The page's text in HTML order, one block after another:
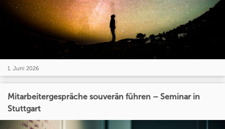
1. Juni 2026
Mitarbeitergespräche souverän führen – Seminar in
Stuttgart